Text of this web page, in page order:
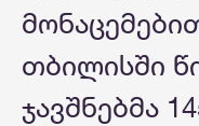
თბილისში
ჯავშნებმა